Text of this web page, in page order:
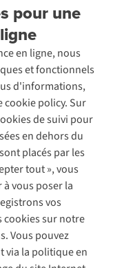
pour une
en ligne, nous
et fonctionnels
d'informations,
cookie policy. Sur
de suivi pour
en dehors du
placés par les
tout », vous
vous poser la
vos
cookies sur notre
Vous pouvez
via la politique en